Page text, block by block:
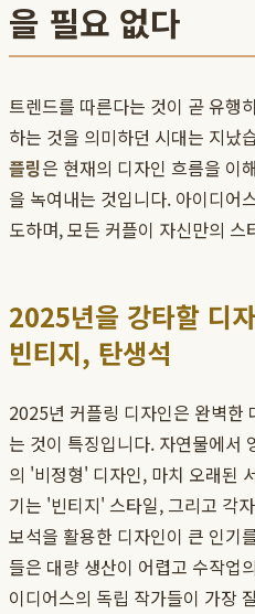
을 필요 없다
트렌드를 따른다는 것이 곧 유행
하는 것을 의미하던 시대는 지났
플링은 현재의 디자인 흐름을 이
을 녹여내는 것입니다. 아이디어
도하며, 모든 커플이 자신만의
2025년을 강타할 디
빈티지, 탄생석
2025년 커플링 디자인은 완벽한
는 것이 특징입니다. 자연물에서
의 '비정형' 디자인, 마치 오래된
기는 '빈티지' 스타일, 그리고 각
보석을 활용한 디자인이 큰 인기
들은 대량 생산이 어렵고 수작업
이디어스의 독립 작가들이 가장